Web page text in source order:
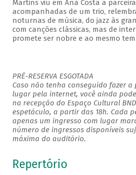
Martins viu em Ana Costa a
acompanhadas de um trio,
noturnas de música, do jazz às
com canções clássicas, mas de
promete ser nobre e ao mesmo
PRÉ-RESERVA ESGOTADA
Caso não tenha conseguido fazer a
lugar pela internet, você ainda
na recepção do Espaço Cultural
espetáculo, a partir das 18h. Cada
apenas um ingresso com lugar
número de ingressos disponíveis
máxima do auditório.
Repertório